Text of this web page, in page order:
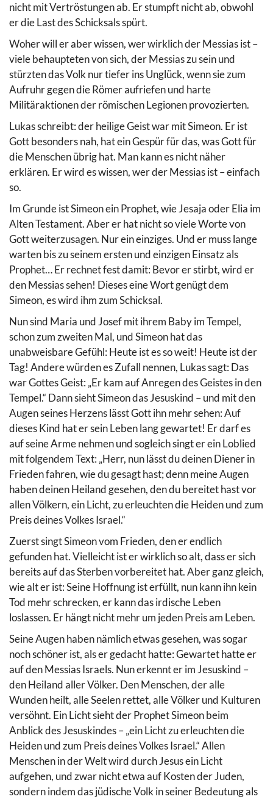
nicht mit Vertröstungen ab. Er stumpft nicht ab, obwohl
er die Last des Schicksals spürt.
Woher will er aber wissen, wer wirklich der Messias ist –
viele behaupteten von sich, der Messias zu sein und
stürzten das Volk nur tiefer ins Unglück, wenn sie zum
Aufruhr gegen die Römer aufriefen und harte
Militäraktionen der römischen Legionen provozierten.
Lukas schreibt: der heilige Geist war mit Simeon. Er ist
Gott besonders nah, hat ein Gespür für das, was Gott für
die Menschen übrig hat. Man kann es nicht näher
erklären. Er wird es wissen, wer der Messias ist – einfach
so.
Im Grunde ist Simeon ein Prophet, wie Jesaja oder Elia im
Alten Testament. Aber er hat nicht so viele Worte von
Gott weiterzusagen. Nur ein einziges. Und er muss lange
warten bis zu seinem ersten und einzigen Einsatz als
Prophet… Er rechnet fest damit: Bevor er stirbt, wird er
den Messias sehen! Dieses eine Wort genügt dem
Simeon, es wird ihm zum Schicksal.
Nun sind Maria und Josef mit ihrem Baby im Tempel,
schon zum zweiten Mal, und Simeon hat das
unabweisbare Gefühl: Heute ist es so weit! Heute ist der
Tag! Andere würden es Zufall nennen, Lukas sagt: Das
war Gottes Geist: „Er kam auf Anregen des Geistes in den
Tempel.“ Dann sieht Simeon das Jesuskind – und mit den
Augen seines Herzens lässt Gott ihn mehr sehen: Auf
dieses Kind hat er sein Leben lang gewartet! Er darf es
auf seine Arme nehmen und sogleich singt er ein Loblied
mit folgendem Text: „Herr, nun lässt du deinen Diener in
Frieden fahren, wie du gesagt hast; denn meine Augen
haben deinen Heiland gesehen, den du bereitet hast vor
allen Völkern, ein Licht, zu erleuchten die Heiden und zum
Preis deines Volkes Israel.“
Zuerst singt Simeon vom Frieden, den er endlich
gefunden hat. Vielleicht ist er wirklich so alt, dass er sich
bereits auf das Sterben vorbereitet hat. Aber ganz gleich,
wie alt er ist: Seine Hoffnung ist erfüllt, nun kann ihn kein
Tod mehr schrecken, er kann das irdische Leben
loslassen. Er hängt nicht mehr um jeden Preis am Leben.
Seine Augen haben nämlich etwas gesehen, was sogar
noch schöner ist, als er gedacht hatte: Gewartet hatte er
auf den Messias Israels. Nun erkennt er im Jesuskind –
den Heiland aller Völker. Den Menschen, der alle
Wunden heilt, alle Seelen rettet, alle Völker und Kulturen
versöhnt. Ein Licht sieht der Prophet Simeon beim
Anblick des Jesuskindes – „ein Licht zu erleuchten die
Heiden und zum Preis deines Volkes Israel.“ Allen
Menschen in der Welt wird durch Jesus ein Licht
aufgehen, und zwar nicht etwa auf Kosten der Juden,
sondern indem das jüdische Volk in seiner Bedeutung als